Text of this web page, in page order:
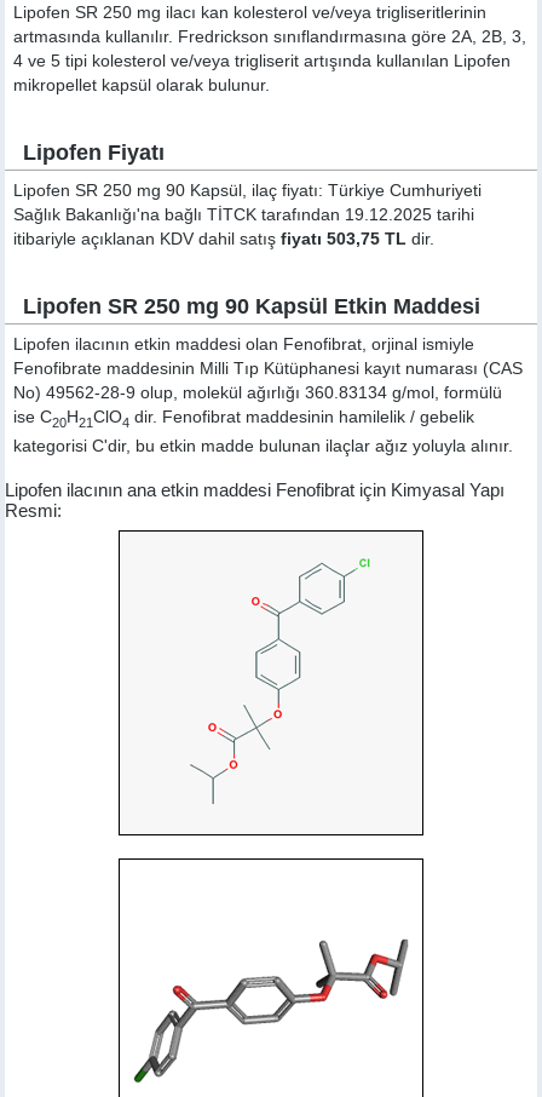
Lipofen SR 250 mg ilacı kan kolesterol ve/veya trigliseritlerinin
artmasında kullanılır. Fredrickson sınıflandırmasına göre 2A, 2B, 3,
4 ve 5 tipi kolesterol ve/veya trigliserit artışında kullanılan Lipofen
mikropellet kapsül olarak bulunur.
Lipofen Fiyatı
Lipofen SR 250 mg 90 Kapsül, ilaç fiyatı: Türkiye Cumhuriyeti
Sağlık Bakanlığı'na bağlı TİTCK tarafından 19.12.2025 tarihi
itibariyle açıklanan KDV dahil satışfiyatı 503,75 TL dir.
Lipofen SR 250 mg 90 Kapsül Etkin Maddesi
Lipofen ilacının etkin maddesi olan Fenofibrat, orjinal ismiyle
Fenofibrate maddesinin Milli Tıp Kütüphanesi kayıt numarası (CAS
No) 49562-28-9 olup, molekül ağırlığı 360.83134 g/mol, formülü
ise C20H21ClO4 dir. Fenofibrat maddesinin hamilelik / gebelik
kategorisi C'dir, bu etkin madde bulunan ilaçlar ağız yoluyla alınır.
Lipofen ilacının ana etkin maddesi Fenofibrat için Kimyasal Yapı
Resmi: